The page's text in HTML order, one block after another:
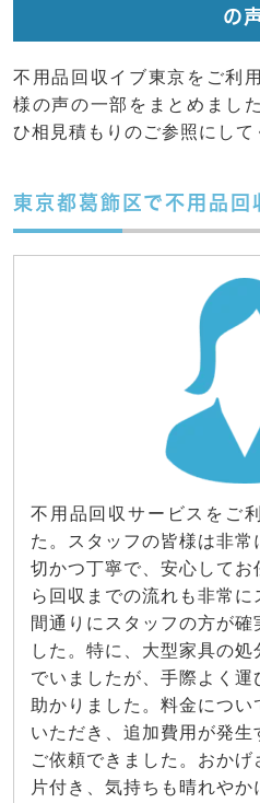
の
不用品回収イブ東京をご利
様の声の一部をまとめまし
ひ相見積もりのご参照にして
東京都葛飾区で不用品回
不用品回収サービスをご
た。スタッフの皆様は非
切かつ丁寧で、安心して
ら回収までの流れも非常
間通りにスタッフの方が確
した。特に、大型家具の
でいましたが、手際よく
助かりました。料金につ
いただき、追加費用が発生
ご依頼できました。おかげ
片付き、気持ちも晴れや